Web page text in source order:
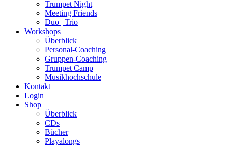
Trumpet Night
Meeting Friends
Duo | Trio
Workshops
Überblick
Personal-Coaching
Gruppen-Coaching
Trumpet Camp
Musikhochschule
Kontakt
Login
Shop
Überblick
CDs
Bücher
Playalongs